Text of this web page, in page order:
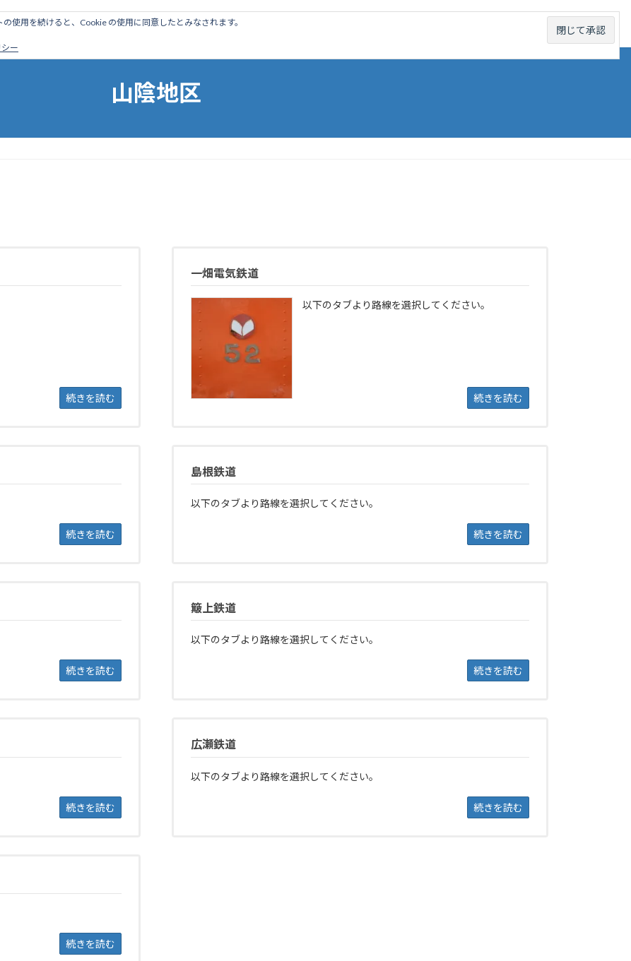
ーム はじめに 管理人ブログ 営業線から探す
山陰地区
続きを読む
一畑電気鉄道
以下のタブより路線を選択してください。
続きを読む
続きを読む
島根鉄道
以下のタブより路線を選択してください。
続きを読む
続きを読む
簸上鉄道
以下のタブより路線を選択してください。
続きを読む
続きを読む
広瀬鉄道
以下のタブより路線を選択してください。
続きを読む
続きを読む
使用を続けると、Cookie の使用に同意したとみなされます。
ー